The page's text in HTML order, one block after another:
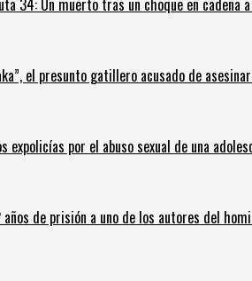
34: Un muerto tras un choque en cadena
el presunto gatillero acusado de
expolicías por el abuso sexual de una
años de prisión a uno de los autores del